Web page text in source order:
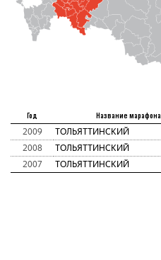
Год Название марафона
2009 ТОЛЬЯТТИНСКИЙ
2008
ТОЛЬЯТТИНСКИЙ
2007
ТОЛЬЯТТИНСКИЙ